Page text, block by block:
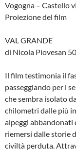
Vogogna – Castello
Proiezione del film
VAL GRANDE
di Nicola Piovesan
Il film testimonia il
passeggiando per i
che sembra isolato
chilometri dalle più
alpeggi abbandonati
riemersi dalle storie
civiltà perduta.